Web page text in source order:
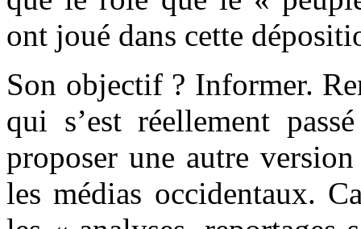
ont joué dans cette
Son objectif ? Informer.
qui s’est réellement
proposer une autre
les médias occidentaux.